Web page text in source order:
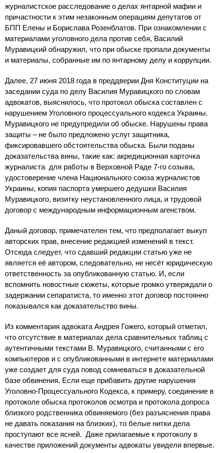
журналистское расследование о делах янтарной мафии и
причастности к этим незаконным операциям депутатов от
БПП Елены и Борислава Розенблатов. При ознакомлении с
материалами уголовного дела против себя, Василий
Муравицкий обнаружил, что при обыске пропали документы
и материалы, собранные им по янтарному делу и коррупции.
Далее, 27 июня 2018 года в преддверии Дня Конституции на
заседании суда по делу Василия Муравицкого по словам
адвокатов, выяснилось, что протокол обыска составлен с
нарушением Уголовного процессуального кодекса Украины.
Муравицкого не предупредили об обыске. Нарушены права
защиты – не было предложено услуг защитника,
фиксировавшего обстоятельства обыска. Были поданы
доказательства вины, такие как: акредиционная карточка
журналиста для работы в Верховной Раде 7-го созыва,
удостоверение члена Национального союза журналистов
Украины, копия паспорта умершего дедушки Василия
Муравицкого, визитку неустановленного лица, и трудовой
договор с международным информационным агенством.
Даный договор, примечателен тем, что предполагает выкуп
авторских прав, внесение редакцией изменений в текст.
Отсюда следует, что сдавший редакции статью уже не
является её автором, следовательно, не несёт юридическую
ответственность за опубликованную статью. И, если
вспомнить новостные сюжеты, которые громко утверждали о
задержании сепаратиста, то именно этот договор постоянно
показывался как доказательство вины.
Из комментария адвоката Андрея Гожего, который отметил,
что отсутствие в материалах дела сравнительных таблиц с
аутентичными текстами В. Муравицкого, считанными с его
компьютеров и с опубликованными в интернете материалами
уже создает для суда повод сомневаться в доказательной
базе обвинения. Если еще прибавить другие нарушения
Уголовно-Процессуального Кодекса, к примеру, соединение в
протоколе обыска протоколов осмотра и протокола допроса
близкого родственника обвиняемого (без разъяснения права
не давать показания на близких), то белые нитки дела
проступают все ясней. Даже прилагаемые к протоколу в
качестве приложений документы адвокаты увидели впервые.